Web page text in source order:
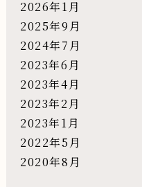
2026年1月
2025年9月
2024年7月
2023年6月
2023年4月
2023年2月
2023年1月
2022年5月
2020年8月